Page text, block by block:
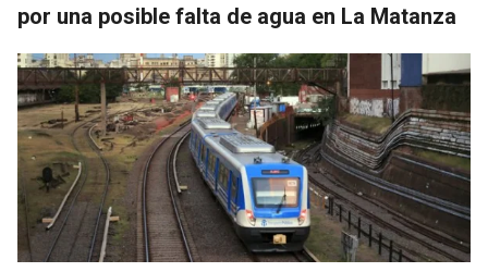
por una posible falta de agua en La Matanza